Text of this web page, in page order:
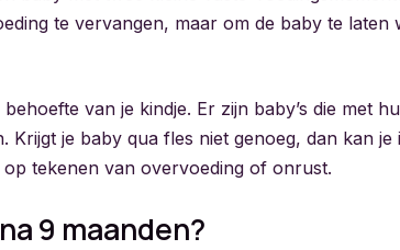
te vervangen, maar om de baby te laten
van je kindje. Er zijn baby’s die met
Krijgt je baby qua fles niet genoeg, dan kan je
tekenen van overvoeding of onrust.
9 maanden?